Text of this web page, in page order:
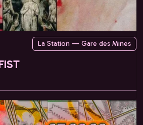
La Station — Gare des Mines